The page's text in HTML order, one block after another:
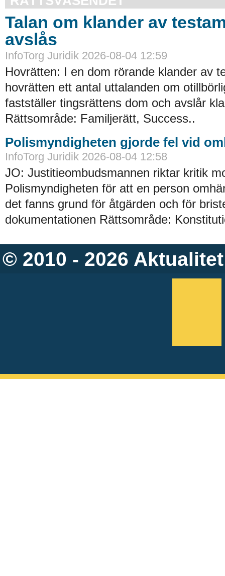
Talan om klander av
avslås
InfoTorg Juridik 2026-08-04 12:59
Hovrätten: I en dom rörande klander av
hovrätten ett antal uttalanden om
fastställer tingsrättens dom och avslår
Rättsområde: Familjerätt, Success..
Polismyndigheten gjorde fel vid
InfoTorg Juridik 2026-08-04 12:58
JO: Justitieombudsmannen riktar kritik
Polismyndigheten för att en person
det fanns grund för åtgärden och för
dokumentationen Rättsområde:
© 2010 - 2026 Aktualitet